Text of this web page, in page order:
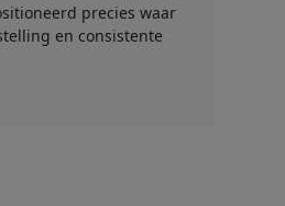
precies waar
en consistente